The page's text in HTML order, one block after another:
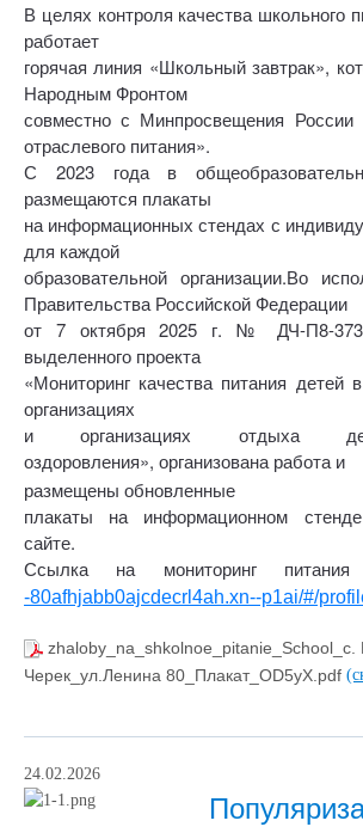
В целях контроля качества школьного
работает
горячая линия «Школьный завтрак»,
Народным Фронтом
совместно с Минпросвещения
отраслевого питания».
С 2023 года в
размещаются плакаты
на информационных стендах с
для каждой
образовательной организации.Во
Правительства Российской Федерации
от 7 октября 2025 г. № ДЧ-П8-
выделенного проекта
«Мониторинг качества питания детей
организациях
и организациях
оздоровления», организована работа и
размещены обновленные
плакаты на информационном
сайте.
Ссылка на мониторинг
-80afhjabb0ajcdecrl4ah.xn--p1ai/#/
zhaloby_na_shkolnoe_pitanie_School_с.
Черек_ул.Ленина 80_Плакат_OD5yX.pdf
24.02.2026